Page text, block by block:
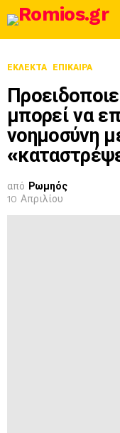
ΕΚΛΕΚΤΆ ΕΠΊΚΑΙΡΑ
μπορεί να
νοημοσύνη
από Ρωμηός
10 Απριλίου